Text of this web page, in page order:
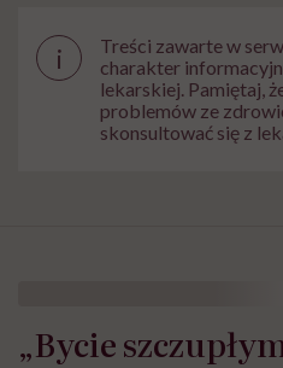
i
Treści zawarte w
charakter
lekarskiej. Pamiętaj,
problemów ze
skonsultować się z
„Bycie